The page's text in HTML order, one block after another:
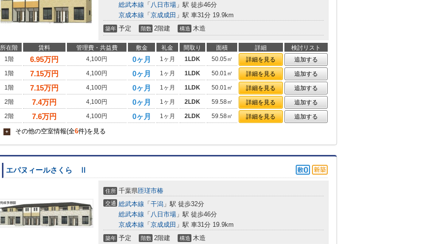
総武本線 「 八日市場 」駅 徒歩46分
京成本線 「 京成成田 」駅 車31分 19.9km
築年 予定 階数 2階建 構造 木造
所在階 賃料 管理費・共益費 敷金 礼金 間取り 面積 詳細
検討リスト
1階
6.95万円 4,100円 0ヶ月 1ヶ月 1LDK 50.05㎡ 詳細を見る
追加する
1階
7.15万円 4,100円 0ヶ月 1ヶ月 1LDK 50.01㎡ 詳細を見る
追加する
1階
7.15万円 4,100円 0ヶ月 1ヶ月 1LDK 50.01㎡ 詳細を見る
追加する
2階
7.4万円 4,100円 0ヶ月 1ヶ月 2LDK 59.58㎡ 詳細を見る
追加する
2階
7.6万円 4,100円 0ヶ月 1ヶ月 2LDK 59.58㎡ 詳細を見る 追加する
+ その他の空室情報(全6件)を見る
エパヌィールさくら Ⅱ
住所 千葉県匝瑳市椿
交通 総武本線 「 干潟 」駅 徒歩32分
総武本線 「 八日市場 」駅 徒歩46分
京成本線 「 京成成田 」駅 車31分 19.9km
築年 予定 階数 2階建 構造 木造